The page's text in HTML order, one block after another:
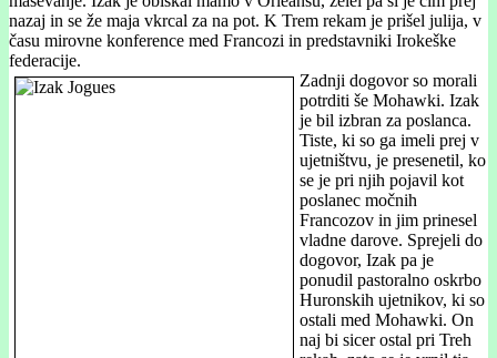
nazaj in se že maja vkrcal za na pot. K Trem rekam je prišel julija, v
času mirovne konference med Francozi in predstavniki Irokeške
federacije.
Zadnji dogovor so morali
potrditi še Mohawki. Izak
je bil izbran za poslanca.
Tiste, ki so ga imeli prej v
ujetništvu, je presenetil, ko
se je pri njih pojavil kot
poslanec močnih
Francozov in jim prinesel
vladne darove. Sprejeli do
dogovor, Izak pa je
ponudil pastoralno oskrbo
Huronskih ujetnikov, ki so
ostali med Mohawki. On
naj bi sicer ostal pri Treh